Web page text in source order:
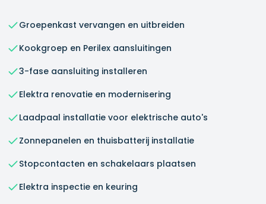
Groepenkast vervangen en uitbreiden
Kookgroep en Perilex aansluitingen
3-fase aansluiting installeren
Elektra renovatie en modernisering
Laadpaal installatie voor elektrische auto's
Zonnepanelen en thuisbatterij installatie
Stopcontacten en schakelaars plaatsen
Elektra inspectie en keuring